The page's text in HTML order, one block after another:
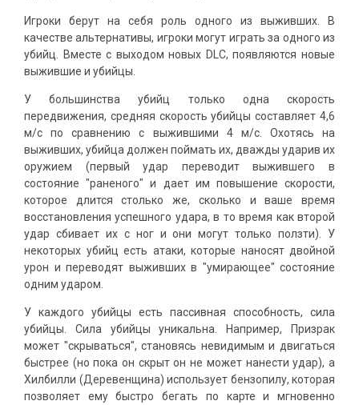
Игроки берут на себя роль одного из выживших. В
качестве альтернативы, игроки могут играть за одного из
убийц. Вместе с выходом новых DLC, появляются новые
выжившие и убийцы.
У большинства убийц только одна скорость
передвижения, средняя скорость убийцы составляет 4,6
м/с по сравнению с выжившими 4 м/с. Охотясь на
выживших, убийца должен поймать их, дважды ударив их
оружием (первый удар переводит выжившего в
состояние "раненого" и дает им повышение скорости,
которое длится столько же, сколько и ваше время
восстановления успешного удара, в то время как второй
удар сбивает их с ног и они могут только ползти). У
некоторых убийц есть атаки, которые наносят двойной
урон и переводят выживших в "умирающее" состояние
одним ударом.
У каждого убийцы есть пассивная способность, сила
убийцы. Сила убийцы уникальна. Например, Призрак
может "скрываться", становясь невидимым и двигаться
быстрее (но пока он скрыт он не может нанести удар), а
Хилбилли (Деревенщина) использует бензопилу, которая
позволяет ему быстро бегать по карте и мгновенно